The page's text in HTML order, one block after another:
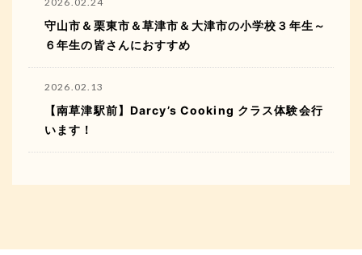
守山市＆栗東市＆草津市＆大津市の小学校３年生～
６年生の皆さんにおすすめ
2026.02.13
【南草津駅前】Darcy’s Cooking クラス体験会行
います！